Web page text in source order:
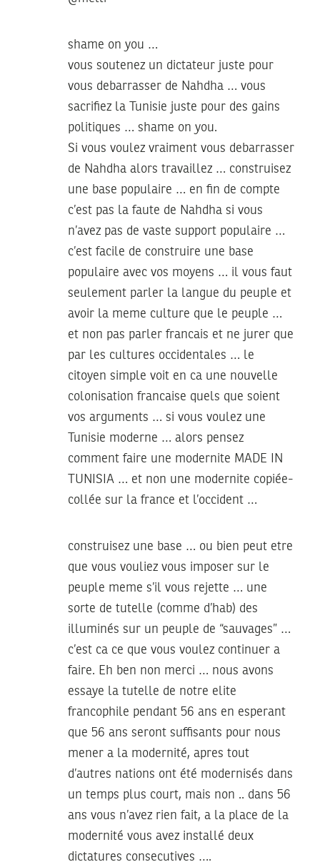
shame on you …
vous soutenez un dictateur juste pour
vous debarrasser de Nahdha … vous
sacrifiez la Tunisie juste pour des gains
politiques … shame on you.
Si vous voulez vraiment vous debarrasser
de Nahdha alors travaillez … construisez
une base populaire … en fin de compte
c’est pas la faute de Nahdha si vous
n’avez pas de vaste support populaire …
c’est facile de construire une base
populaire avec vos moyens … il vous faut
seulement parler la langue du peuple et
avoir la meme culture que le peuple …
et non pas parler francais et ne jurer que
par les cultures occidentales … le
citoyen simple voit en ca une nouvelle
colonisation francaise quels que soient
vos arguments … si vous voulez une
Tunisie moderne … alors pensez
comment faire une modernite MADE IN
TUNISIA … et non une modernite copiée-
collée sur la france et l’occident …
construisez une base … ou bien peut etre
que vous vouliez vous imposer sur le
peuple meme s’il vous rejette … une
sorte de tutelle (comme d’hab) des
illuminés sur un peuple de “sauvages” …
c’est ca ce que vous voulez continuer a
faire. Eh ben non merci … nous avons
essaye la tutelle de notre elite
francophile pendant 56 ans en esperant
que 56 ans seront suffisants pour nous
mener a la modernité, apres tout
d’autres nations ont été modernisés dans
un temps plus court, mais non .. dans 56
ans vous n’avez rien fait, a la place de la
modernité vous avez installé deux
dictatures consecutives ….